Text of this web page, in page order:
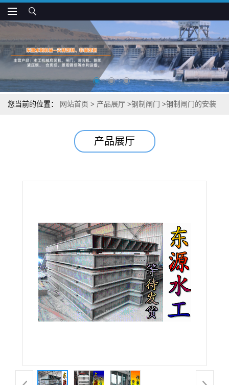
您当前的位置： 网站首页 > 产品展厅 >钢制闸门 >钢制闸门的安装
产品展厅